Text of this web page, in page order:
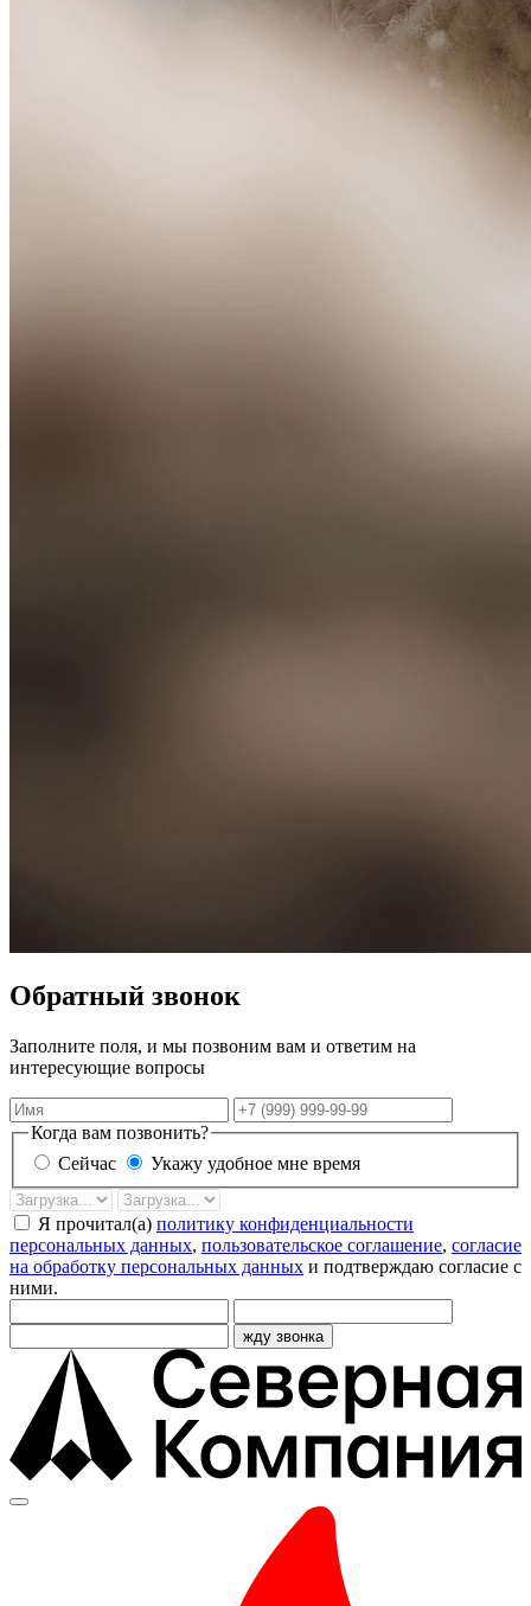
Обратный звонок
Заполните поля, и мы позвоним вам и ответим на
интересующие вопросы
Имя
Телефон
Когда вам позвонить?
Сейчас
Укажу удобное мне время
Дата
звонка
Время
Я прочитал(а) политику конфиденциальности
персональных данных, пользовательское соглашение, согласие
на обработку персональных данных и подтверждаю согласие с
ними.
жду звонка